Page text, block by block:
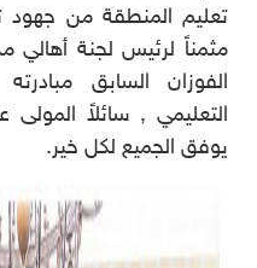
تعليم المنطقة من جهود
مثمناً لرئيس لجنة أهالي
الفوزان السابق
التعليمي , سائلاً
يوفق الجميع لكل خير.